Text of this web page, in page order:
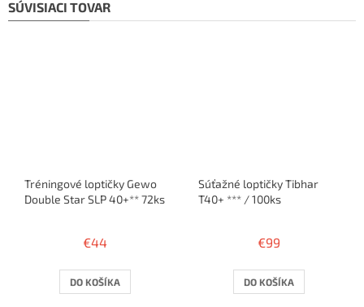
SÚVISIACI TOVAR
Tréningové loptičky Gewo
Double Star SLP 40+** 72ks
€44
DO KOŠÍKA
Súťažné loptičky Tibhar
T40+ *** / 100ks
€99
DO KOŠÍKA